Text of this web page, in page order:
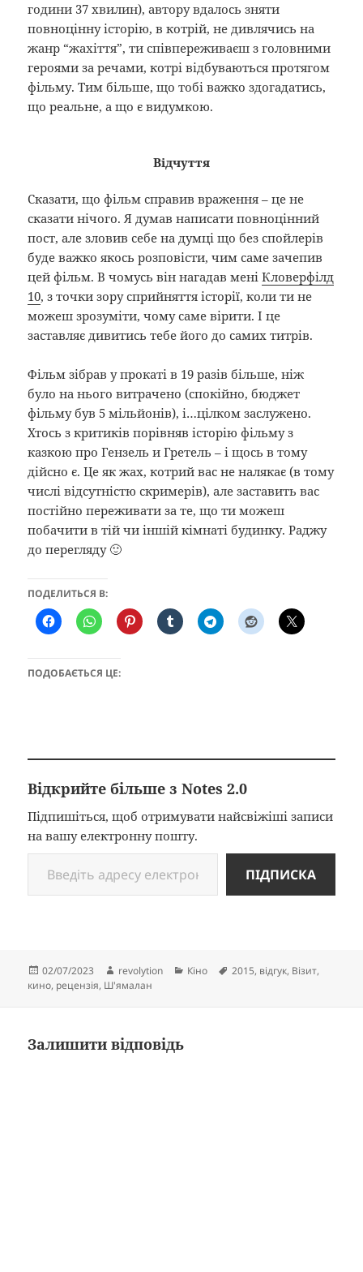
години 37 хвилин), автору вдалось зняти
повноцінну історію, в котрій, не дивлячись на
жанр “жахіття”, ти співпереживаєш з головними
героями за речами, котрі відбуваються протягом
фільму. Тим більше, що тобі важко здогадатись,
що реальне, а що є видумкою.
Відчуття
Сказати, що фільм справив враження – це не
сказати нічого. Я думав написати повноцінний
пост, але зловив себе на думці що без спойлерів
буде важко якось розповісти, чим саме зачепив
цей фільм. В чомусь він нагадав меніКловерфілд
10, з точки зору сприйняття історії, коли ти не
можеш зрозуміти, чому саме вірити. І це
заставляє дивитись тебе його до самих титрів.
Фільм зібрав у прокаті в 19 разів більше, ніж
було на нього витрачено (спокійно, бюджет
фільму був 5 мільйонів), і…цілком заслужено.
Хтось з критиків порівняв історію фільму з
казкою про Гензель и Гретель – і щось в тому
дійсно є. Це як жах, котрий вас не налякає (в тому
числі відсутністю скримерів), але заставить вас
постійно переживати за те, що ти можеш
побачити в тій чи іншій кімнаті будинку. Раджу
до перегляду 🙂
ПОДЕЛИТЬСЯ В:
ПОДОБАЄТЬСЯ ЦЕ:
Відкрийте більше з Notes 2.0
Підпишіться, щоб отримувати найсвіжіші записи
на вашу електронну пошту.
Введіть адресу електронної пошти…
ПІДПИСКА
Опубліковано
02/07/2023 Автор
revolytion Категорії
Кіно Позначки
2015, відгук, Візит,
кино, рецензія, Ш'ямалан
Залишити відповідь